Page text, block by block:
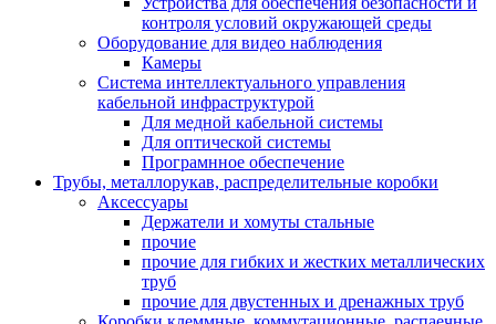
контроля условий окружающей среды
Оборудование для видео наблюдения
Камеры
Система интеллектуального управления
кабельной инфраструктурой
Для медной кабельной системы
Для оптической системы
Програмнное обеспечение
Трубы, металлорукав, распределительные коробки
Аксессуары
Держатели и хомуты стальные
прочие
прочие для гибких и жестких металлических
труб
прочие для двустенных и дренажных труб